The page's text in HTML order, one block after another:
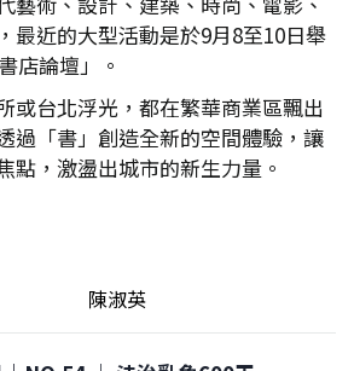
最近的大型活動是於9月8至10日舉
店論壇」。
或台北浮光，都在繁華商業區飄出
過「書」創造全新的空間體驗，讓
點，激盪出城市的新生力量。
陳淑英